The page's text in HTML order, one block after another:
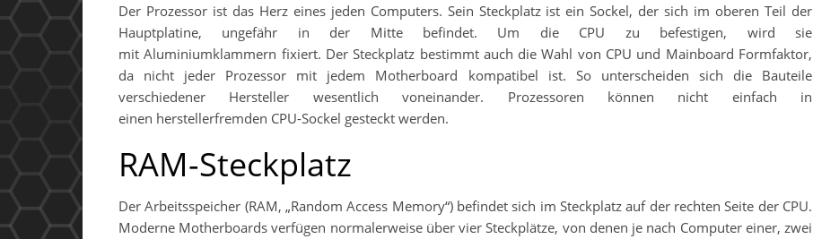
Der Prozessor ist das Herz eines jeden Computers. Sein Steckplatz ist ein Sockel, der sich im oberen Teil der
Hauptplatine, ungefähr in der Mitte befindet. Um die CPU zu befestigen, wird sie
mit Aluminiumklammern fixiert. Der Steckplatz bestimmt auch die Wahl von CPU und Mainboard Formfaktor,
da nicht jeder Prozessor mit jedem Motherboard kompatibel ist. So unterscheiden sich die Bauteile
verschiedener Hersteller wesentlich voneinander. Prozessoren können nicht einfach in
einen herstellerfremden CPU-Sockel gesteckt werden.
RAM-Steckplatz
Der Arbeitsspeicher (RAM, „Random Access Memory“) befindet sich im Steckplatz auf der rechten Seite der CPU.
Moderne Motherboards verfügen normalerweise über vier Steckplätze, von denen je nach Computer einer, zwei